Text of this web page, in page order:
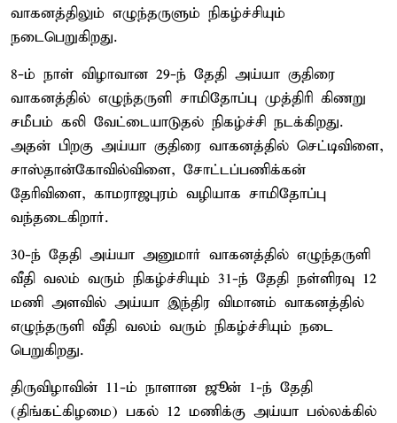
வாகனத்திலும் எழுந்தருளும் நிகழ்ச்சியும்
நடைபெறுகிறது.
8-ம் நாள் விழாவான 29-ந் தேதி அய்யா குதிரை
வாகனத்தில் எழுந்தருளி சாமிதோப்பு முத்திரி கிணறு
சமீபம் கலி வேட்டையாடுதல் நிகழ்ச்சி நடக்கிறது.
அதன் பிறகு அய்யா குதிரை வாகனத்தில் செட்டிவிளை,
சாஸ்தான்கோவில்விளை, சோட்டப்பணிக்கன்
தேரிவிளை, காமராஜபுரம் வழியாக சாமிதோப்பு
வந்தடைகிறார்.
30-ந் தேதி அய்யா அனுமார் வாகனத்தில் எழுந்தருளி
வீதி வலம் வரும் நிகழ்ச்சியும் 31-ந் தேதி நள்ளிரவு 12
மணி அளவில் அய்யா இந்திர விமானம் வாகனத்தில்
எழுந்தருளி வீதி வலம் வரும் நிகழ்ச்சியும் நடை
பெறுகிறது.
திருவிழாவின் 11-ம் நாளான ஜூன் 1-ந் தேதி
(திங்கட்கிழமை) பகல் 12 மணிக்கு அய்யா பல்லக்கில்